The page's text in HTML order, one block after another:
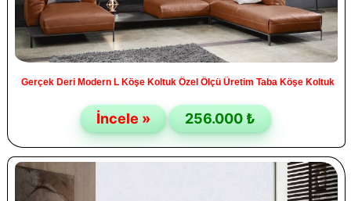
Gerçek Deri Modern L Köşe Koltuk Özel Ölçü Üretim Taba Köşe Koltuk
İncele » 256.000 ₺